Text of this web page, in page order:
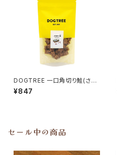
DOGTREE 一口角切り鮭(さけ)
M40g ドッグツリー
¥847
セール中の商品